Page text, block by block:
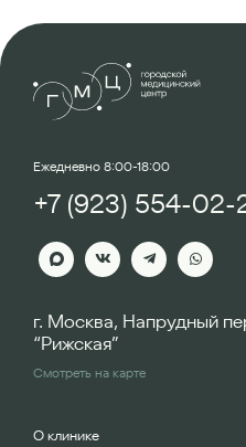
Ежедневно 8:00-18:00
+7 (923) 554-02-
г. Москва, Напрудный
“Рижская”
Смотреть на карте
О клинике